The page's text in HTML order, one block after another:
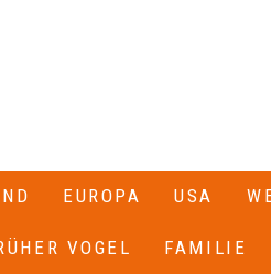
EUROPA USA
VOGEL FAMILIE